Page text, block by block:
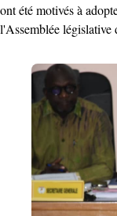
ont été motivés à
l'Assemblée législative